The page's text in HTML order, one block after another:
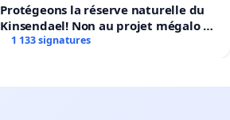
Protégeons la réserve naturelle du
Kinsendael! Non au projet mégalo du
Centre sportif Le Roseau!
1 133 signatures